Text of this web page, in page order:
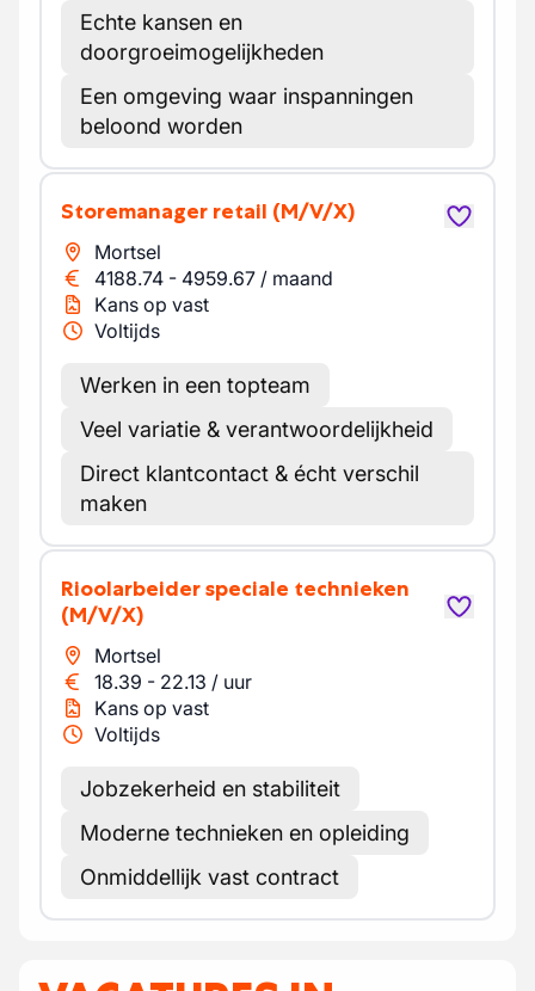
Echte kansen en
doorgroeimogelijkheden
Een omgeving waar inspanningen
beloond worden
Storemanager retail (M/V/X)
Mortsel
4188.74 - 4959.67 / maand
Kans op vast
Voltijds
Werken in een topteam
Veel variatie & verantwoordelijkheid
Direct klantcontact & écht verschil
maken
Rioolarbeider speciale technieken
(M/V/X)
Mortsel
18.39 - 22.13 / uur
Kans op vast
Voltijds
Jobzekerheid en stabiliteit
Moderne technieken en opleiding
Onmiddellijk vast contract